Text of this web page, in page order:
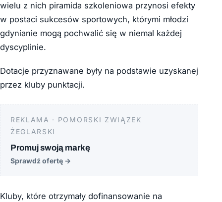
wielu z nich piramida szkoleniowa przynosi efekty
w postaci sukcesów sportowych, którymi młodzi
gdynianie mogą pochwalić się w niemal każdej
dyscyplinie.
Dotacje przyznawane były na podstawie uzyskanej
przez kluby punktacji.
REKLAMA · POMORSKI ZWIĄZEK
ŻEGLARSKI
Promuj swoją markę
Sprawdź ofertę →
Kluby, które otrzymały dofinansowanie na